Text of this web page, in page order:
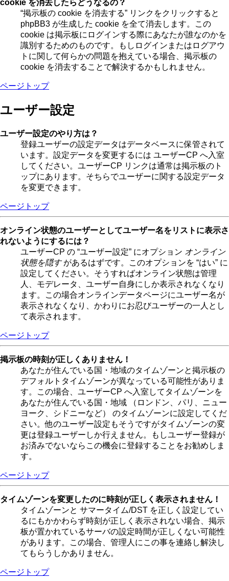
cookie を消去したらどうなるの？
“掲示板の cookie を消去する” リンクをクリックすると
phpBB3 が生成した cookie を全て消去します。この
cookie は掲示板にログインする際にあなたが誰なのかを
識別するためのものです。もしログインまたはログアウ
トに関して何らかの問題を抱えている場合、掲示板の
cookie を消去することで解決するかもしれません。
ページトップ
ユーザー設定
ユーザー設定のやり方は？
登録ユーザーの設定データはデータベースに保管されて
います。設定データを変更するには ユーザーCP へ入室
してください。ユーザーCP リンクは通常は掲示板のト
ップにあります。そちらでユーザーに関する設定データ
を変更できます。
ページトップ
オンライン状態のユーザーとしてユーザー名をリストに表示さ
れないようにするには？
ユーザーCP の “ユーザー設定” にオプション オンライン
状態を隠すがあるはずです。このオプションを “はい” に
設定してください。そうすればオンライン状態は管理
人、モデレータ、ユーザー自身にしか表示されなくなり
ます。この場合オンラインデータページにユーザー名が
表示されなくなり、かわりにお忍びユーザーの一人とし
て表示されます。
ページトップ
掲示板の時刻が正しくありません！
あなたが住んでいる国・地域のタイムゾーンと掲示板の
デフォルトタイムゾーンが異なっている可能性がありま
す。この場合、ユーザーCP へ入室してタイムゾーンを
あなたが住んでいる国・地域 （ロンドン、パリ、ニュー
ヨーク、シドニーなど） のタイムゾーンに設定してくだ
さい。他のユーザー設定もそうですがタイムゾーンの変
更は登録ユーザーしか行えません。もしユーザー登録が
お済みでないならこの機会に登録することをお勧めしま
す。
ページトップ
タイムゾーンを変更したのに時刻が正しく表示されません！
タイムゾーンと サマータイム/DST を正しく設定してい
るにもかかわらず時刻が正しく表示されない場合、掲示
板が置かれているサーバの設定時間が正しくない可能性
があります。この場合、管理人にこの事を連絡し解決し
てもらうしかありません。
ページトップ